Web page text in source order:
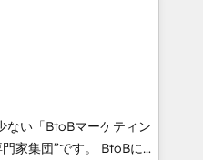
investimenti.
「導入して終わり」では
す。 また、
、WordPress、
などの各種CMSを活用
のサイト制作経験をもと
ない「BtoBマーケティン
”です。 BtoBに特